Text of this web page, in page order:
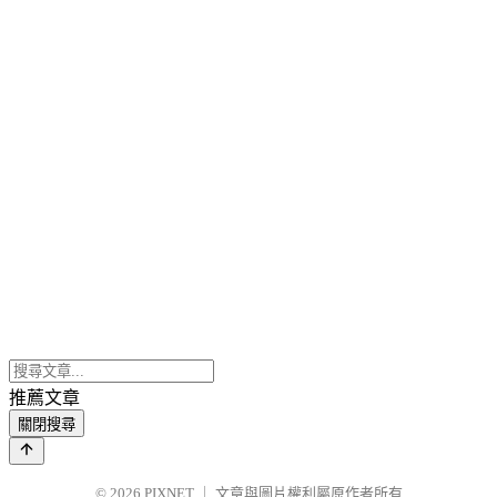
推薦文章
關閉搜尋
© 2026 PIXNET 文章與圖片權利屬原作者所有